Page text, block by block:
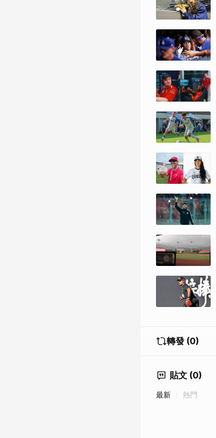
轉發 (0)
貼文 (0)
最新 熱門